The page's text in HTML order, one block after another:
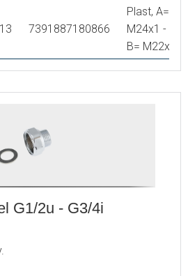
7391887180866
Plast, A=
M24x1 -
B= M22x1
G1/2u - G3/4i